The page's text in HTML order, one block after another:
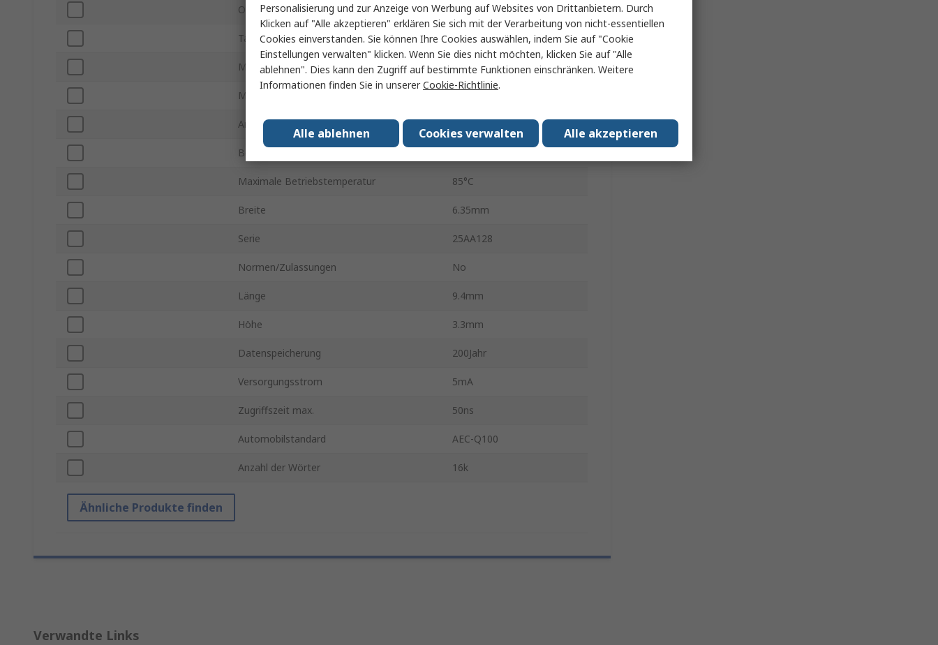
Organisation 16K x 8 bit
Taktfrequenz max. 10MHz
Minimale Versorgungsspannung 1.8V
Maximale Versorgungsspannung
Anzahl der Bits pro Wort
Betriebstemperatur min.
Maximale Betriebstemperatur 85°C
Breite 6.35mm
Serie 25AA128
Normen/Zulassungen No
Länge 9.4mm
Höhe 3.3mm
Datenspeicherung 200Jahr
Versorgungsstrom 5mA
Zugriffszeit max. 50ns
Automobilstandard AEC-Q100
Anzahl der Wörter 16k
Ähnliche Produkte finden
Verwandte Links
Personalisierung und zur Anzeige von Werbung auf Websites von Drittanbietern. Durch
Klicken auf "Alle akzeptieren" erklären Sie sich mit der Verarbeitung von nicht-essentiellen
Cookies einverstanden. Sie können Ihre Cookies auswählen, indem Sie auf "Cookie
Einstellungen verwalten" klicken. Wenn Sie dies nicht möchten, klicken Sie auf "Alle
ablehnen". Dies kann den Zugriff auf bestimmte Funktionen einschränken. Weitere
Informationen finden Sie in unsererCookie-Richtlinie.
Alle akzeptieren
Cookies verwalten
Alle ablehnen